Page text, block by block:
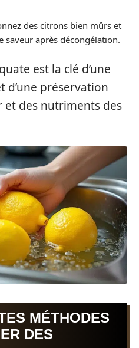
des citrons bien mûrs et
après décongélation.
est la clé d’une
d’une préservation
et des nutriments des
MÉTHODES
DES